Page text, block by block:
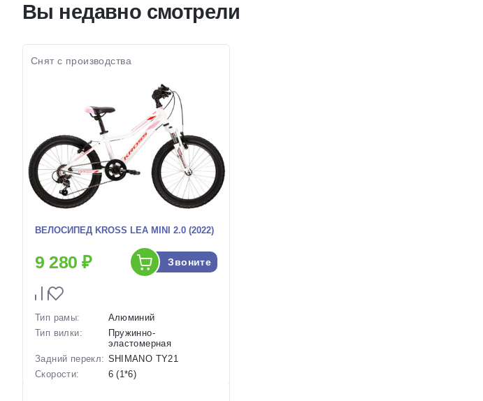
Цвет-размер в
наличии:
Серый, Зеленый,
Желтый
Вы недавно смотрели
Снят с производства
ВЕЛОСИПЕД KROSS LEA MINI 2.0 (2022)
9 280 ₽ Звоните
Тип рамы:
Алюминий
Тип вилки:
Пружинно-
эластомерная
Задний перекл: SHIMANO TY21
Скорости:
6 (1*6)